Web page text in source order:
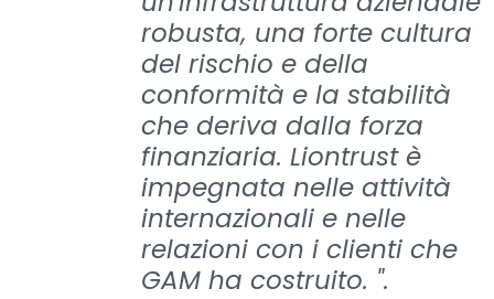
robusta, una forte cultura
del rischio e della
conformità e la stabilità
che deriva dalla forza
finanziaria. Liontrust è
impegnata nelle attività
internazionali e nelle
relazioni con i clienti che
GAM ha costruito. ".